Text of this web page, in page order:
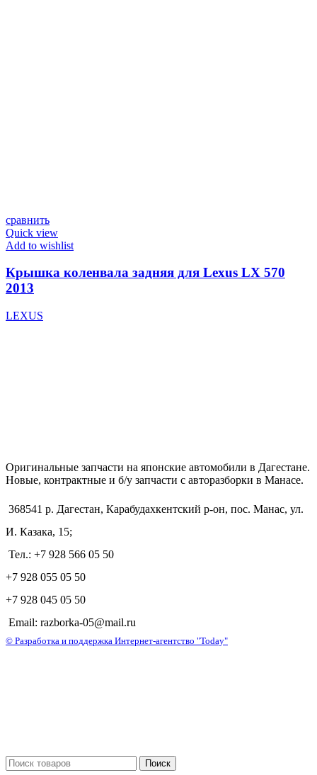
сравнить
Quick view
Add to wishlist
Крышка коленвала задняя для Lexus LX 570
2013
LEXUS
Оригинальные запчасти на японские автомобили в Дагестане.
Новые, контрактные и б/у запчасти с авторазборки в Манасе.
368541 р. Дагестан, Карабудахкентский р-он, пос. Манас, ул.
И. Казака, 15;
Тел.: +7 928 566 05 50
+7 928 055 05 50
+7 928 045 05 50
Email: razborka-05@mail.ru
© Разработка и поддержка Интернет-агентство "Today"
Поиск